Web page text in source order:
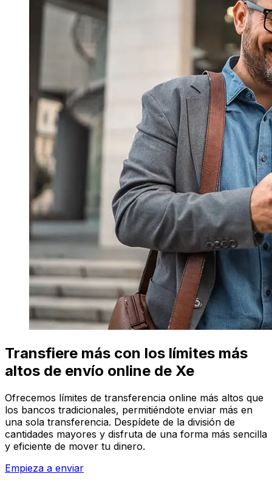
Transfiere más con los límites más
altos de envío online de Xe
Ofrecemos límites de transferencia online más altos que
los bancos tradicionales, permitiéndote enviar más en
una sola transferencia. Despídete de la división de
cantidades mayores y disfruta de una forma más sencilla
y eficiente de mover tu dinero.
Empieza a enviar